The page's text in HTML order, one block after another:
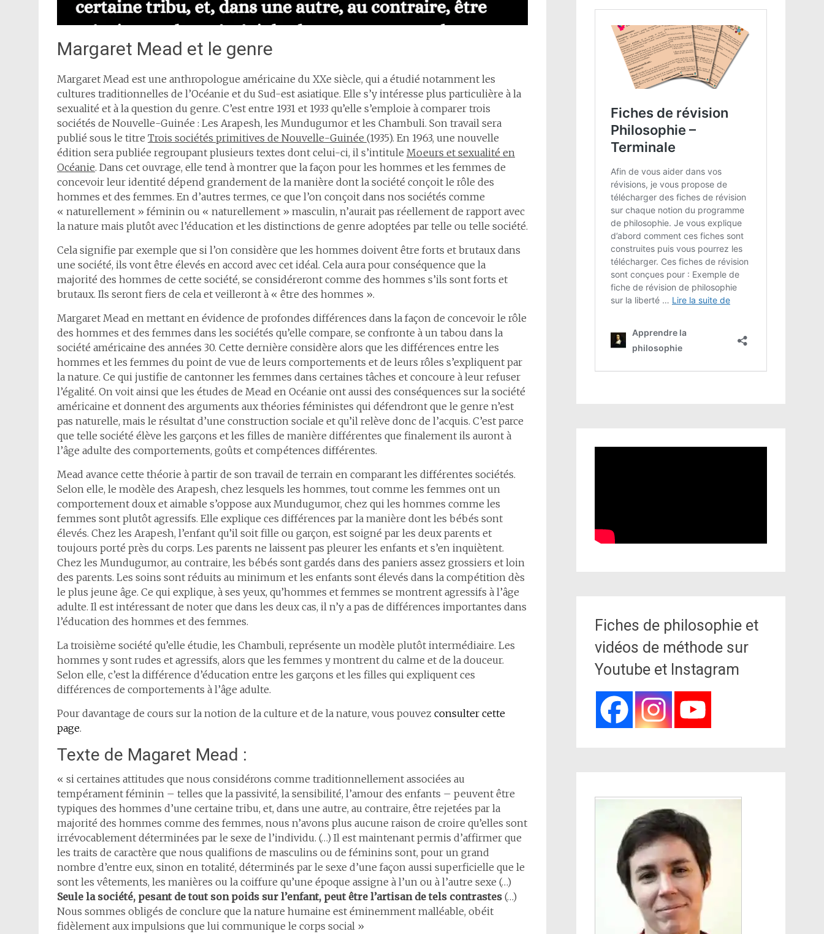
Margaret Mead et le genre
Margaret Mead est une anthropologue américaine du XXe siècle, qui a étudié notamment les
cultures traditionnelles de l’Océanie et du Sud-est asiatique. Elle s’y intéresse plus particulière à la
sexualité et à la question du genre. C’est entre 1931 et 1933 qu’elle s’emploie à comparer trois
sociétés de Nouvelle-Guinée : Les Arapesh, les Mundugumor et les Chambuli. Son travail sera
publié sous le titre Trois sociétés primitives de Nouvelle-Guinée (1935). En 1963, une nouvelle
édition sera publiée regroupant plusieurs textes dont celui-ci, il s’intitule Moeurs et sexualité en
Océanie. Dans cet ouvrage, elle tend à montrer que la façon pour les hommes et les femmes de
concevoir leur identité dépend grandement de la manière dont la société conçoit le rôle des
hommes et des femmes. En d’autres termes, ce que l’on conçoit dans nos sociétés comme
« naturellement » féminin ou « naturellement » masculin, n’aurait pas réellement de rapport avec
la nature mais plutôt avec l’éducation et les distinctions de genre adoptées par telle ou telle société.
Cela signifie par exemple que si l’on considère que les hommes doivent être forts et brutaux dans
une société, ils vont être élevés en accord avec cet idéal. Cela aura pour conséquence que la
majorité des hommes de cette société, se considéreront comme des hommes s’ils sont forts et
brutaux. Ils seront fiers de cela et veilleront à « être des hommes ».
Margaret Mead en mettant en évidence de profondes différences dans la façon de concevoir le rôle
des hommes et des femmes dans les sociétés qu’elle compare, se confronte à un tabou dans la
société américaine des années 30. Cette dernière considère alors que les différences entre les
hommes et les femmes du point de vue de leurs comportements et de leurs rôles s’expliquent par
la nature. Ce qui justifie de cantonner les femmes dans certaines tâches et concoure à leur refuser
l’égalité. On voit ainsi que les études de Mead en Océanie ont aussi des conséquences sur la société
américaine et donnent des arguments aux théories féministes qui défendront que le genre n’est
pas naturelle, mais le résultat d’une construction sociale et qu’il relève donc de l’acquis. C’est parce
que telle société élève les garçons et les filles de manière différentes que finalement ils auront à
l’âge adulte des comportements, goûts et compétences différentes.
Mead avance cette théorie à partir de son travail de terrain en comparant les différentes sociétés.
Selon elle, le modèle des Arapesh, chez lesquels les hommes, tout comme les femmes ont un
comportement doux et aimable s’oppose aux Mundugumor, chez qui les hommes comme les
femmes sont plutôt agressifs. Elle explique ces différences par la manière dont les bébés sont
élevés. Chez les Arapesh, l’enfant qu’il soit fille ou garçon, est soigné par les deux parents et
toujours porté près du corps. Les parents ne laissent pas pleurer les enfants et s’en inquiètent.
Chez les Mundugumor, au contraire, les bébés sont gardés dans des paniers assez grossiers et loin
des parents. Les soins sont réduits au minimum et les enfants sont élevés dans la compétition dès
le plus jeune âge. Ce qui explique, à ses yeux, qu’hommes et femmes se montrent agressifs à l’âge
adulte. Il est intéressant de noter que dans les deux cas, il n’y a pas de différences importantes dans
l’éducation des hommes et des femmes.
La troisième société qu’elle étudie, les Chambuli, représente un modèle plutôt intermédiaire. Les
hommes y sont rudes et agressifs, alors que les femmes y montrent du calme et de la douceur.
Selon elle, c’est la différence d’éducation entre les garçons et les filles qui expliquent ces
différences de comportements à l’âge adulte.
Pour davantage de cours sur la notion de la culture et de la nature, vous pouvez consulter cette
page.
Texte de Magaret Mead :
« si certaines attitudes que nous considérons comme traditionnellement associées au
tempérament féminin – telles que la passivité, la sensibilité, l’amour des enfants – peuvent être
typiques des hommes d’une certaine tribu, et, dans une autre, au contraire, être rejetées par la
majorité des hommes comme des femmes, nous n’avons plus aucune raison de croire qu’elles sont
irrévocablement déterminées par le sexe de l’individu. (…) Il est maintenant permis d’affirmer que
les traits de caractère que nous qualifions de masculins ou de féminins sont, pour un grand
nombre d’entre eux, sinon en totalité, déterminés par le sexe d’une façon aussi superficielle que le
sont les vêtements, les manières ou la coiffure qu’une époque assigne à l’un ou à l’autre sexe (…)
Seule la société, pesant de tout son poids sur l’enfant, peut être l’artisan de tels contrastes (…)
Nous sommes obligés de conclure que la nature humaine est éminemment malléable, obéit
fidèlement aux impulsions que lui communique le corps social »
Fiches de philosophie et
vidéos de méthode sur
Youtube et Instagram